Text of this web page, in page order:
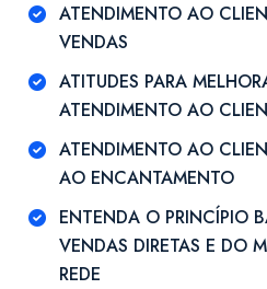
ATENDIMENTO AO
VENDAS
ATITUDES PARA
ATENDIMENTO AO
ATENDIMENTO AO
AO ENCANTAMENTO
ENTENDA O PRINCÍPIO
VENDAS DIRETAS E DO
REDE